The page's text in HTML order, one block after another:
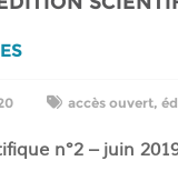
accès ouvert,
n°2 – juin